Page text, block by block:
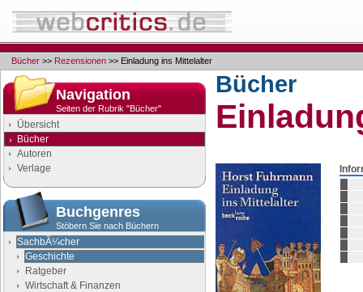
Bücher >> Rezensionen >> Einladung ins Mittelalter
Navigation
Seiten der Rubrik "Bücher"
Übersicht
Bücher
Autoren
Verlage
Buchgenres
Stöbern Sie nach Büchern
SachbÃ¼cher
Geschichte
Ratgeber
Wirtschaft & Finanzen
Bücher